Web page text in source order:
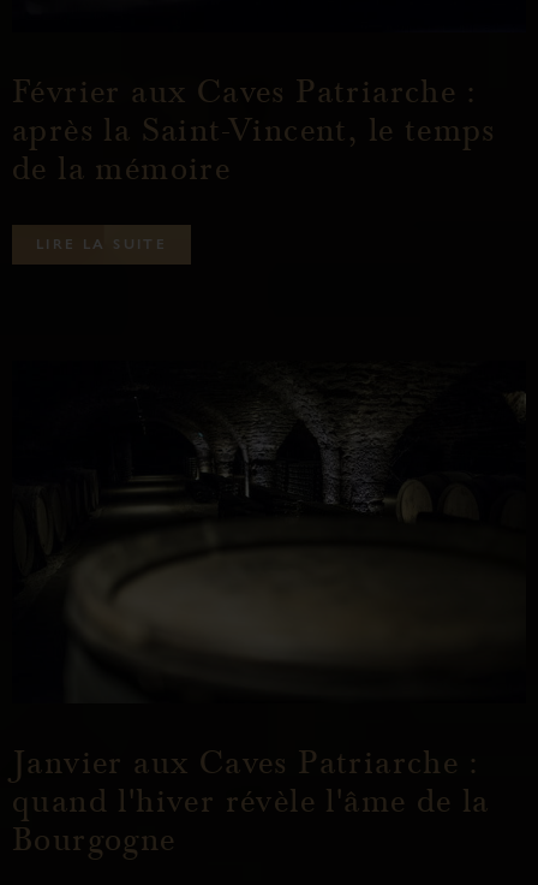
Février aux Caves Patriarche :
après la Saint-Vincent, le temps
de la mémoire
L I R E LA S U IT E
Janvier aux Caves Patriarche :
quand l'hiver révèle l'âme de la
Bourgogne